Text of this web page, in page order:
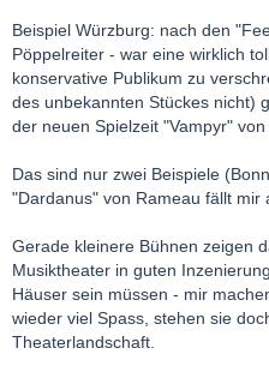
Beispiel Würzburg: nach den
Pöppelreiter - war eine wirklich
konservative Publikum zu
des unbekannten Stückes nicht)
der neuen Spielzeit "Vampyr"
Das sind nur zwei Beispiele
"Dardanus" von Rameau fällt mir
Gerade kleinere Bühnen zeigen
Musiktheater in guten
Häuser sein müssen - mir
wieder viel Spass, stehen sie
Theaterlandschaft.